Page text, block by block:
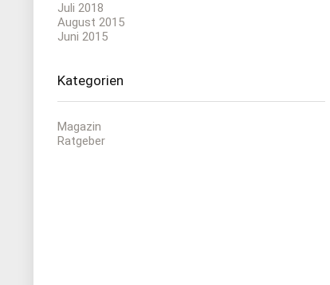
Juli 2018
August 2015
Juni 2015
Kategorien
Magazin
Ratgeber